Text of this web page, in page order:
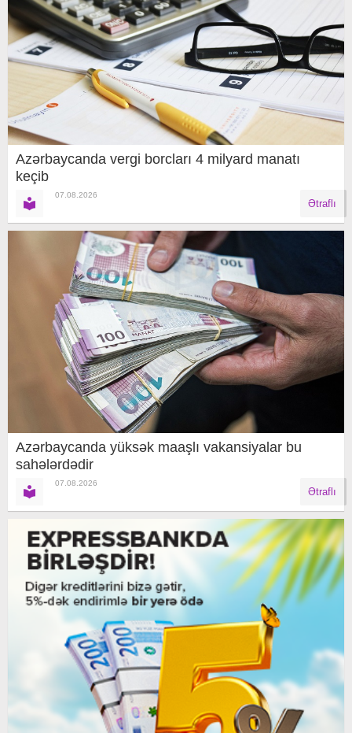
Azərbaycanda vergi borcları 4 milyard manatı
keçib
07.08.2026
Ətraflı
Azərbaycanda yüksək maaşlı vakansiyalar bu
sahələrdədir
07.08.2026
Ətraflı